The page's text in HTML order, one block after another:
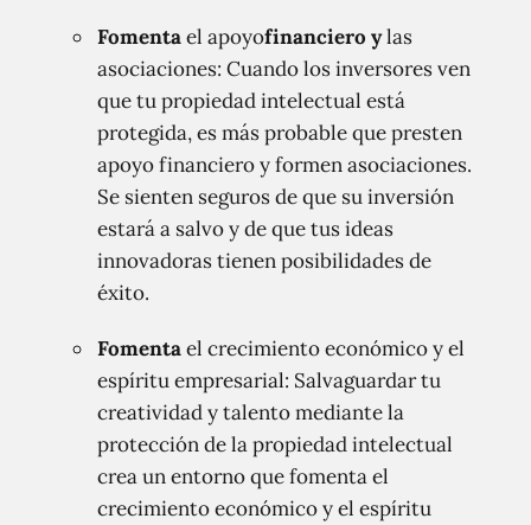
Fomentael apoyofinanciero ylas
asociaciones: Cuando los inversores ven
que tu propiedad intelectual está
protegida, es más probable que presten
apoyo financiero y formen asociaciones.
Se sienten seguros de que su inversión
estará a salvo y de que tus ideas
innovadoras tienen posibilidades de
éxito.
Fomentael crecimiento económico y el
espíritu empresarial: Salvaguardar tu
creatividad y talento mediante la
protección de la propiedad intelectual
crea un entorno que fomenta el
crecimiento económico y el espíritu